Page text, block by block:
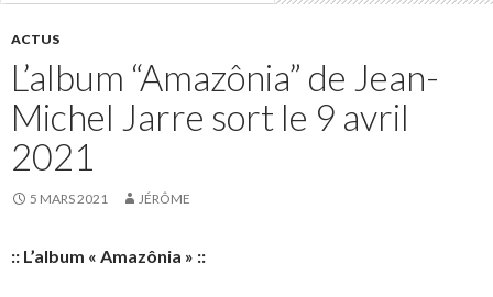
ACTUS
L’album “Amazônia” de Jean-
Michel Jarre sort le 9 avril
2021
5 MARS 2021 JÉRÔME
:: L’album « Amazônia » ::